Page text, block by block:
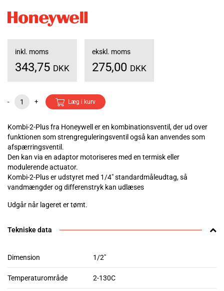
inkl. moms
343,75 DKK
ekskl. moms
275,00 DKK
- + Læg i kurv
Kombi-2-Plus fra Honeywell er en kombinationsventil, der ud over
funktionen som strengreguleringsventil også kan anvendes som
afspærringsventil.
Den kan via en adaptor motoriseres med en termisk eller
modulerende actuator.
Kombi-2-Plus er udstyret med 1/4" standardmåleudtag, så
vandmængder og differenstryk kan udlæses
Udgår når lageret er tømt.
Tekniske data
Dimension 1/2"
Temperaturområde 2-130C